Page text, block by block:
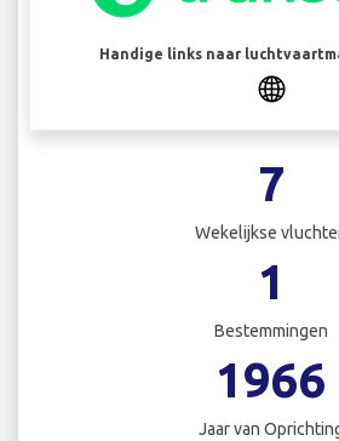
Handige links naar
7
Wekelijkse
1
Bestemmingen
1966
Jaar van